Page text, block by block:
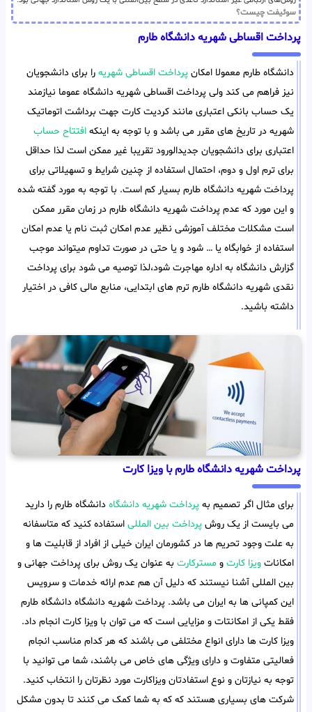
سوئیفت چیست؟
پرداخت اقساطی شهریه دانشگاه طارم
دانشگاه طارم معمولا امکان پرداخت اقساطی شهریه را برای دانشجویان
نیز فراهم می کند ولی پرداخت اقساطی شهریه دانشگاه عموما نیازمند
یک حساب بانکی اعتباری مانند کردیت کارت جهت برداشت اتوماتیک
شهریه در تاریخ های مقرر می باشد و با توجه به اینکه افتتاح حساب
اعتباری برای دانشجویان جدیدالورود تقریبا غیر ممکن است لذا حداقل
برای ترم اول و دوم، احتمال استفاده از چنین شرایط و تسهیلاتی برای
پرداخت شهریه دانشگاه طارم بسیار کم است. با توجه به مورد گفته شده
و این مورد که عدم پرداخت شهریه دانشگاه طارم در زمان مقرر ممکن
است مشکلات مختلف آموزشی نظیر عدم امکان ثبت نام یا عدم امکان
استفاده از خوابگاه یا … شود و یا حتی در صورت تداوم میتواند موجب
گزارش دانشگاه به اداره مهاجرت شود،لذا توصیه می شود برای پرداخت
نقدی شهریه دانشگاه طارم ترم های ابتدایی، منابع مالی کافی در اختیار
داشته باشید.
پرداخت شهریه دانشگاه طارم با ویزا کارت
برای مثال اگر تصمیم به پرداخت شهریه دانشگاه دانشگاه طارم را دارید
می بایست از یک روش پرداخت بین المللی استفاده کنید که متاسفانه
به علت وجود تحریم ها در کشورمان ایران خیلی از افراد از قابلیت ها و
امکانات ویزا کارت و مسترکارت به عنوان یک روش برای پرداخت جهانی و
بین المللی آشنا نیستند که دلیل آن هم عدم ارائه خدمات و سرویس
این کمپانی ها به ایران می باشد. پرداخت شهریه دانشگاه دانشگاه طارم
فقط یکی از امکانتات و مزایایی است که می توان با ویزا کارت انجام داد.
ویزا کارت ها دارای انواع مختلفی می باشند که هر کدام مناسب انجام
فعالیتی متفاوت و دارای ویژگی های خاص می باشند، شما می توانید با
توجه به نیازتان و نوع استفادتان ویزاکارت مورد نظرتان را انتخاب کنید.
شرکت های بسیاری هستند که که به شما کمک می کنند تا بدون مشکل